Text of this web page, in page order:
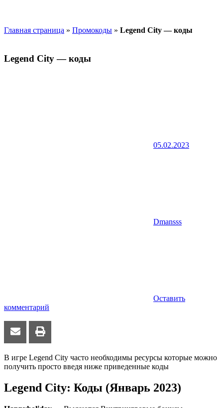
Главная страница » Промокоды » Legend City — коды
Legend City — коды
05.02.2023
Dmansss
Оставить
комментарий
В игре Legend City часто необходимы ресурсы которые можно
получить просто введя ниже приведенные коды
Legend City: Коды (Январь 2023)